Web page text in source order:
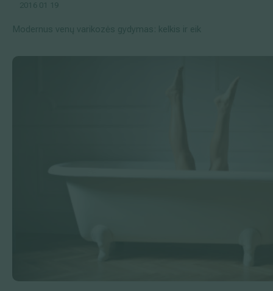
2016 01 19
Modernus venų varikozės gydymas: kelkis ir eik